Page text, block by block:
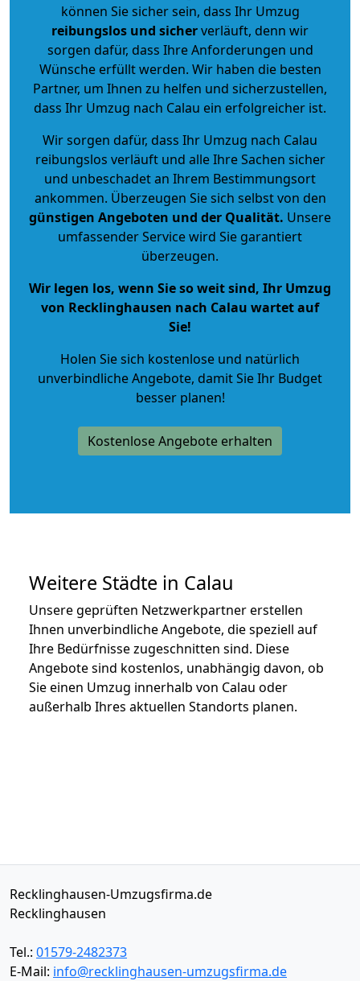
können Sie sicher sein, dass Ihr Umzug
reibungslos und sicherverläuft, denn wir
sorgen dafür, dass Ihre Anforderungen und
Wünsche erfüllt werden. Wir haben die besten
Partner, um Ihnen zu helfen und sicherzustellen,
dass Ihr Umzug nach Calau ein erfolgreicher ist.
Wir sorgen dafür, dass Ihr Umzug nach Calau
reibungslos verläuft und alle Ihre Sachen sicher
und unbeschadet an Ihrem Bestimmungsort
ankommen. Überzeugen Sie sich selbst von den
günstigen Angeboten und der Qualität. Unsere
umfassender Service wird Sie garantiert
überzeugen.
Wir legen los, wenn Sie so weit sind, Ihr Umzug
von Recklinghausen nach Calau wartet auf
Sie!
Holen Sie sich kostenlose und natürlich
unverbindliche Angebote, damit Sie Ihr Budget
besser planen!
Kostenlose Angebote erhalten
Weitere Städte in Calau
Unsere geprüften Netzwerkpartner erstellen
Ihnen unverbindliche Angebote, die speziell auf
Ihre Bedürfnisse zugeschnitten sind. Diese
Angebote sind kostenlos, unabhängig davon, ob
Sie einen Umzug innerhalb von Calau oder
außerhalb Ihres aktuellen Standorts planen.
Recklinghausen-Umzugsfirma.de
Recklinghausen
Tel.: 01579-2482373
E-Mail: info@recklinghausen-umzugsfirma.de